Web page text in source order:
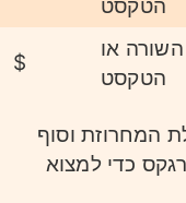
הטקסט
$
או
הטקסט
המחרוזת וסוף
כדי למצוא